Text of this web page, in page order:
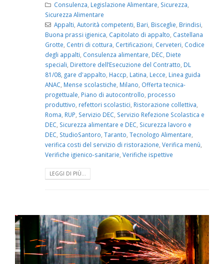
Consulenza, Legislazione Alimentare, Sicurezza,
Sicurezza Alimentare
Appalti, Autorità competenti, Bari, Bisceglie, Brindisi,
Buona prassi igienica, Capitolato di appalto, Castellana
Grotte, Centri di cottura, Certificazioni, Cerveteri, Codice
degli appalti, Consulenza alimentare, DEC, Diete
speciali, Direttore dell’Esecuzione del Contratto, DL
81/08, gare d'appalto, Haccp, Latina, Lecce, Linea guida
ANAC, Mense scolastiche, Milano, Offerta tecnica-
progettuale, Piano di autocontrollo, processo
produttivo, refettori scolastici, Ristorazione collettiva,
Roma, RUP, Servizio DEC, Servizio Refezione Scolastica e
DEC, Sicurezza alimentare e DEC, Sicurezza lavoro e
DEC, StudioSantoro, Taranto, Tecnologo Alimentare,
verifica costi del servizio di ristorazione, Verifica menù,
Verifiche igienico-sanitarie, Verifiche ispettive
LEGGI DI PIÙ...